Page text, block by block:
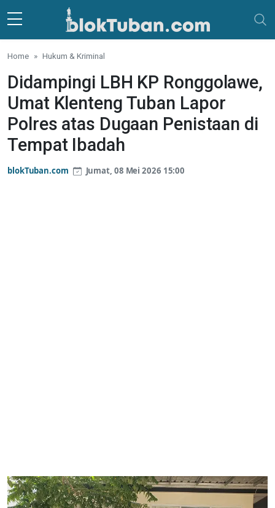
Skip to main content
Home Hukum & Kriminal
Didampingi LBH KP Ronggolawe,
Umat Klenteng Tuban Lapor
Polres atas Dugaan Penistaan di
Tempat Ibadah
blokTuban.com Jumat, 08 Mei 2026 15:00